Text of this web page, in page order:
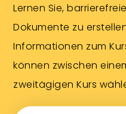
Lernen Sie,
Dokumente zu
Informationen zum
können zwischen
zweitägigen Kurs